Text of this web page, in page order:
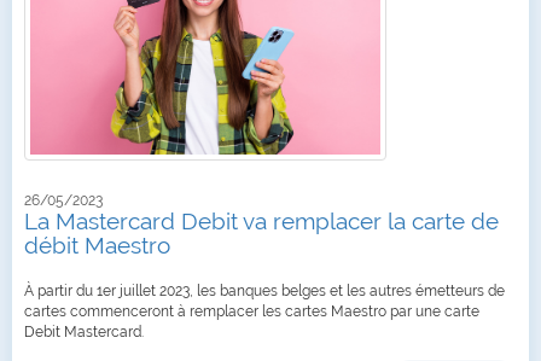
26/05/2023
La Mastercard Debit va remplacer la carte de
débit Maestro
À partir du 1er juillet 2023, les banques belges et les autres émetteurs de
cartes commenceront à remplacer les cartes Maestro par une carte
Debit Mastercard.